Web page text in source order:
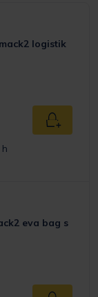
logistik
5 Customer Rating
Ajouter
h
eva bag s
Customer Rating